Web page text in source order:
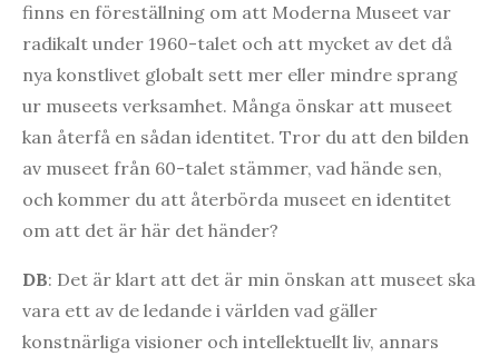
finns en föreställning om att Moderna Museet var
radikalt under 1960-talet och att mycket av det då
nya konstlivet globalt sett mer eller mindre sprang
ur museets verksamhet. Många önskar att museet
kan återfå en sådan identitet. Tror du att den bilden
av museet från 60-talet stämmer, vad hände sen,
och kommer du att återbörda museet en identitet
om att det är här det händer?
DB: Det är klart att det är min önskan att museet ska
vara ett av de ledande i världen vad gäller
konstnärliga visioner och intellektuellt liv, annars